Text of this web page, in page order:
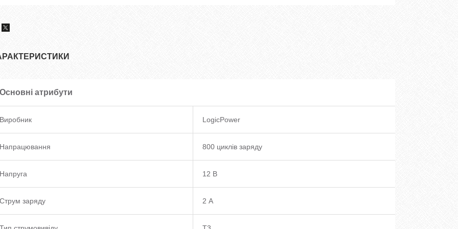
Основні атрибути
Виробник LogicPower
Напрацювання 800 циклів заряду
Напруга 12 В
Струм заряду 2 А